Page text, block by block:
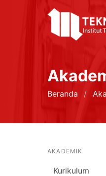
Beranda
AKADEMIK
Kurikulum